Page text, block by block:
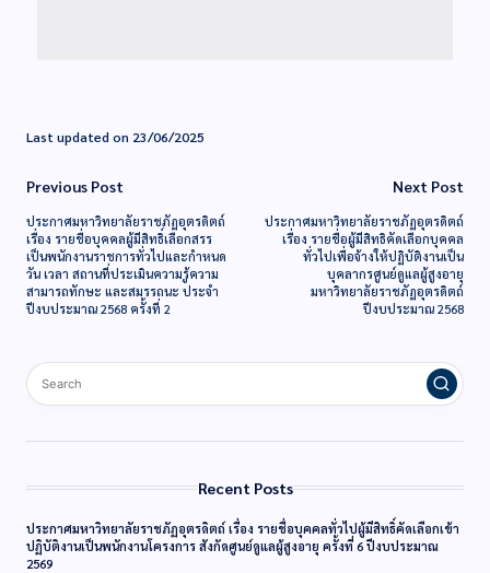
Last updated on 23/06/2025
Previous Post
ประกาศมหาวิทยาลัยราชภัฏอุตรดิตถ์
เรื่อง รายชื่อบุคคลผู้มีสิทธิ์เลือกสรร
เป็นพนักงานราชการทั่วไปและกำหนด
วัน เวลา สถานที่ประเมินความรู้ความ
สามารถทักษะ และสมรรถนะ ประจำ
ปีงบประมาณ 2568 ครั้งที่ 2
Next Post
ประกาศมหาวิทยาลัยราชภัฏอุตรดิตถ์
เรื่อง รายชื่อผู้มีสิทธิคัดเลือกบุคคล
ทั่วไปเพื่อจ้างให้ปฏิบัติงานเป็น
บุคลากรศูนย์ดูแลผู้สูงอายุ
มหาวิทยาลัยราชภัฏอุตรดิตถ์
ปีงบประมาณ 2568
Recent Posts
ประกาศมหาวิทยาลัยราชภัฏอุตรดิตถ์ เรื่อง รายชื่อบุคคลทั่วไปผู้มีสิทธิ์คัดเลือกเข้า
ปฏิบัติงานเป็นพนักงานโครงการ สังกัดศูนย์ดูแลผู้สูงอายุ ครั้งที่ 6 ปีงบประมาณ
2569